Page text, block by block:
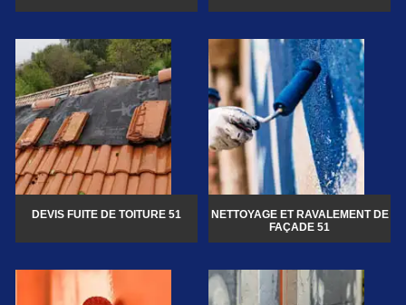
DEVIS FUITE DE TOITURE 51
NETTOYAGE ET RAVALEMENT DE
FAÇADE 51